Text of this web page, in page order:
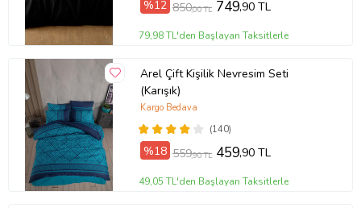
%12 850,00 TL 749,90 TL
79,98 TL'den Başlayan Taksitlerle
Arel Çift Kişilik Nevresim Seti
(Karışık)
(140)
Kargo Bedava
%18 559,90 TL 459,90 TL
49,05 TL'den Başlayan Taksitlerle